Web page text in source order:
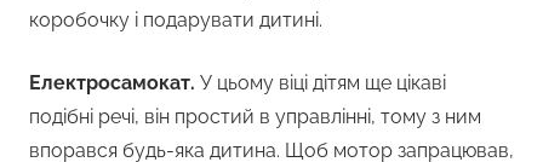
коробочку і подарувати дитині.
Електросамокат. У цьому віці дітям ще цікаві
подібні речі, він простий в управлінні, тому з ним
впорався будь-яка дитина. Щоб мотор запрацював,